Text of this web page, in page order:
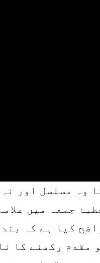
وہ مسلسل اور
جمعہ میں
کیا ہے کہ
مقدم رکھنے کا